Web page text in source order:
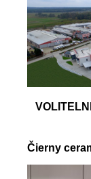
Čierny